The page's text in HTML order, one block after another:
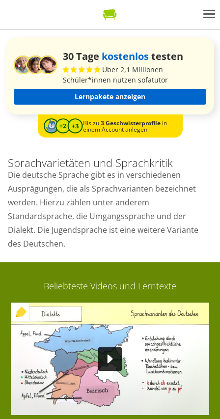
30 Tage kostenlostesten
Über 2,1 Millionen
Schüler*innen nutzen sofatutor
Lernpakete anzeigen
Bis zu3 Geschwisterprofilein
einem Account anlegen
Sprachvarietäten und Sprachkritik
Die deutsche Sprache gibt es in verschiedenen
Ausprägungen, die als Sprachvarianten bezeichnet
werden. Hierzu zählen unter anderem
Standardsprache, die Umgangssprache und der
Dialekt. Die Jugendsprache ist eine weitere Variante
des Deutschen.
Beliebteste Videos und Lerntexte
+ INTERAKTIVE ÜBUNG